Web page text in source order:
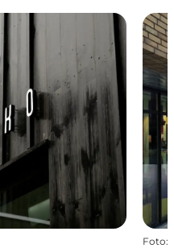
Foto: